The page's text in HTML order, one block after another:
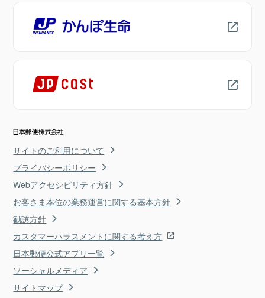
サイトのご利用について
プライバシーポリシー
Webアクセシビリティ方針
お客さま本位の業務運営に関する基本方針
勧誘方針
カスタマーハラスメントに関する考え方
日本郵便公式アプリ一覧
ソーシャルメディア
サイトマップ